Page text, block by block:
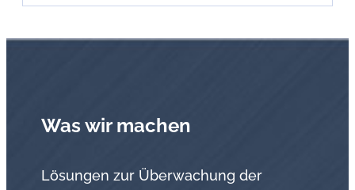
Was wir machen
Lösungen zur Überwachung der